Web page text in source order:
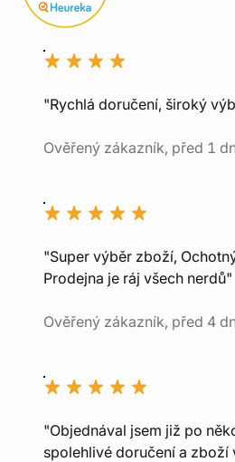
"Rychlá doručení, široký
Ověřený zákazník, před 1
"Super výběr zboží,
Prodejna je ráj všech nerdů"
Ověřený zákazník, před 4
"Objednával jsem již po
spolehlivé doručení a zboží